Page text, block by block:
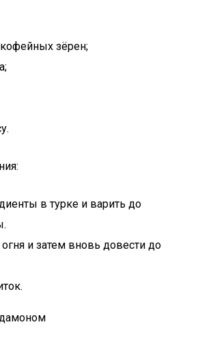
зёрен;
в турке и варить до
и затем вновь довести до